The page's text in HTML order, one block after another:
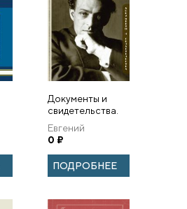
Документы и
свидетельства.
Том II
Евгений
Вахтангов
0 ₽
ПОДРОБНЕЕ